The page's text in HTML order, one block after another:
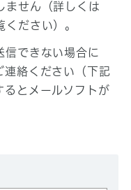
ません（詳しくは
ください）。
信できない場合に
連絡ください（下記
るとメールソフトが